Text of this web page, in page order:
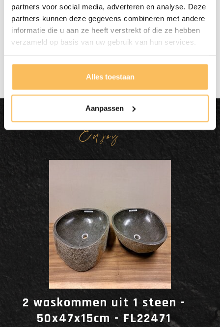
partners voor social media, adverteren en analyse. Deze
partners kunnen deze gegevens combineren met andere
informatie die u aan ze heeft verstrekt of die ze hebben
verzameld op basis van uw gebruik van hun services.
Alles toestaan
Aanpassen
Gratis bezorgd
vanaf €500.-
Dit wordt'n
Enjoy
2 waskommen uit 1 steen -
50x47x15cm - FL22471